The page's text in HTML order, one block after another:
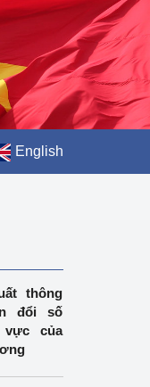
English
thông
đổi số
của